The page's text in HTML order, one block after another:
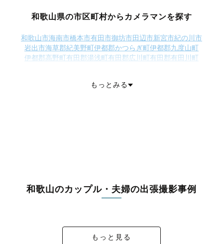
和歌山県の市区町村からカメラマンを探す
和歌山市海南市橋本市有田市御坊市田辺市新宮市紀の川市
岩出市海草郡紀美野町伊都郡かつらぎ町伊都郡九度山町
伊都郡高野町有田郡湯浅町有田郡広川町有田郡有田川町
東牟婁郡那智勝浦町
もっとみる
和歌山のカップル・夫婦の出張撮影事例
もっと見る